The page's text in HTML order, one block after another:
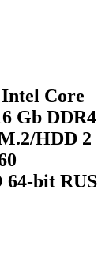
Intel Core
Gb DDR4
HDD 2
64-bit RUS